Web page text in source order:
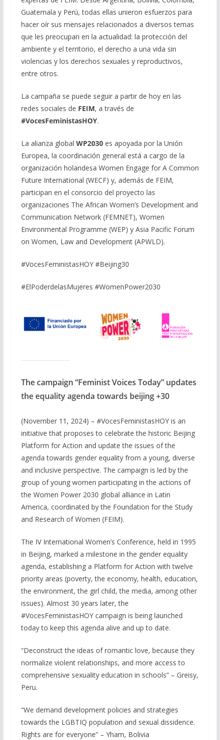
Guatemala y Perú, todas ellas unieron esfuerzos para
hacer oír sus mensajes relacionados a diversos temas
que les preocupan en la actualidad: la protección del
ambiente y el territorio, el derecho a una vida sin
violencias y los derechos sexuales y reproductivos,
entre otros.
La campaña se puede seguir a partir de hoy en las
redes sociales de FEIM, a través de
#VocesFeministasHOY.
La alianza global WP2030es apoyada por la Unión
Europea, la coordinación general está a cargo de la
organización holandesa Women Engage for A Common
Future International (WECF) y, además de FEIM,
participan en el consorcio del proyecto las
organizaciones The African Women’s Development and
Communication Network (FEMNET), Women
Environmental Programme (WEP) y Asia Pacific Forum
on Women, Law and Development (APWLD).
#VocesFeministasHOY #Beijing30
#ElPoderdelasMujeres #WomenPower2030
The campaign “Feminist Voices Today” updates
the equality agenda towards beijing +30
(November 11, 2024) – #VocesFeministasHOY is an
initiative that proposes to celebrate the historic Beijing
Platform for Action and update the issues of the
agenda towards gender equality from a young, diverse
and inclusive perspective. The campaign is led by the
group of young women participating in the actions of
the Women Power 2030 global alliance in Latin
America, coordinated by the Foundation for the Study
and Research of Women (FEIM).
The IV International Women’s Conference, held in 1995
in Beijing, marked a milestone in the gender equality
agenda, establishing a Platform for Action with twelve
priority areas (poverty, the economy, health, education,
the environment, the girl child, the media, among other
issues). Almost 30 years later, the
#VocesFeministasHOY campaign is being launched
today to keep this agenda alive and up to date.
“Deconstruct the ideas of romantic love, because they
normalize violent relationships, and more access to
comprehensive sexuality education in schools” – Greisy,
Peru.
“We demand development policies and strategies
towards the LGBTIQ population and sexual dissidence.
Rights are for everyone” – Yham, Bolivia